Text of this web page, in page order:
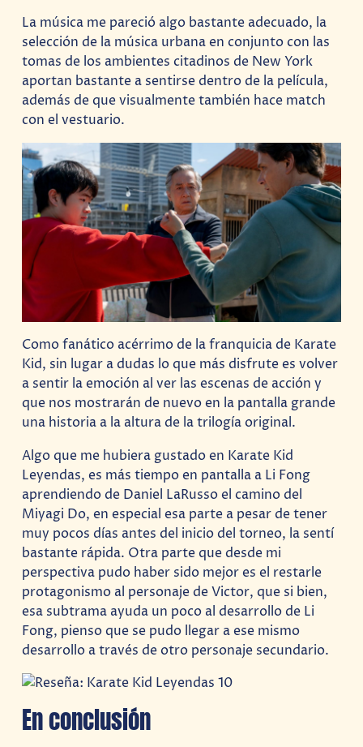
La música me pareció algo bastante adecuado, la
selección de la música urbana en conjunto con las
tomas de los ambientes citadinos de New York
aportan bastante a sentirse dentro de la película,
además de que visualmente también hace match
con el vestuario.
Como fanático acérrimo de la franquicia de Karate
Kid, sin lugar a dudas lo que más disfrute es volver
a sentir la emoción al ver las escenas de acción y
que nos mostrarán de nuevo en la pantalla grande
una historia a la altura de la trilogía original.
Algo que me hubiera gustado en Karate Kid
Leyendas, es más tiempo en pantalla a Li Fong
aprendiendo de Daniel LaRusso el camino del
Miyagi Do, en especial esa parte a pesar de tener
muy pocos días antes del inicio del torneo, la sentí
bastante rápida. Otra parte que desde mi
perspectiva pudo haber sido mejor es el restarle
protagonismo al personaje de Victor, que si bien,
esa subtrama ayuda un poco al desarrollo de Li
Fong, pienso que se pudo llegar a ese mismo
desarrollo a través de otro personaje secundario.
En conclusión